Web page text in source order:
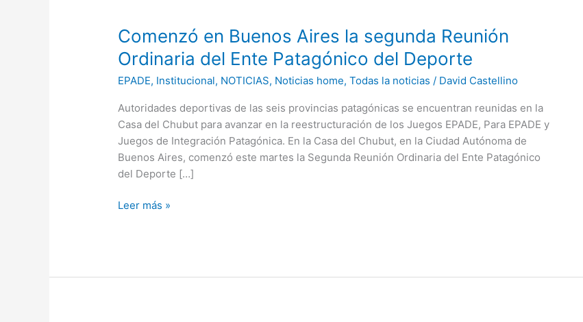
Comenzó en Buenos Aires la segunda Reunión
Ordinaria del Ente Patagónico del Deporte
EPADE, Institucional, NOTICIAS, Noticias home,Todas la noticias / David Castellino
Autoridades deportivas de las seis provincias patagónicas se encuentran reunidas en la
Casa del Chubut para avanzar en la reestructuración de los Juegos EPADE, Para EPADE y
Juegos de Integración Patagónica. En la Casa del Chubut, en la Ciudad Autónoma de
Buenos Aires, comenzó este martes la Segunda Reunión Ordinaria del Ente Patagónico
del Deporte […]
Buenos
Aires
la
segunda
Ordinaria
del
Ente
Patagónico
del
Leer más »